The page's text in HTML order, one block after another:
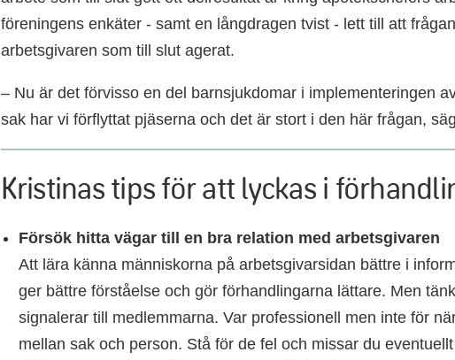
föreningens enkäter - samt en långdragen tvist - lett till att
arbetsgivaren som till slut agerat.
– Nu är det förvisso en del barnsjukdomar i implementeringen
sak har vi förflyttat pjäserna och det är stort i den här frågan,
Kristinas tips för att lyckas i
Försök hitta vägar till en bra relation med arbetsgivaren
Att lära känna människorna på arbetsgivarsidan bättre i
ger bättre förståelse och gör förhandlingarna lättare. Men
signalerar till medlemmarna. Var professionell men inte för
mellan sak och person. Stå för de fel och missar du